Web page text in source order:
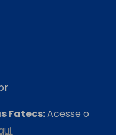
Fatecs:Acesse o